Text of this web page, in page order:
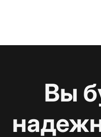
Вы